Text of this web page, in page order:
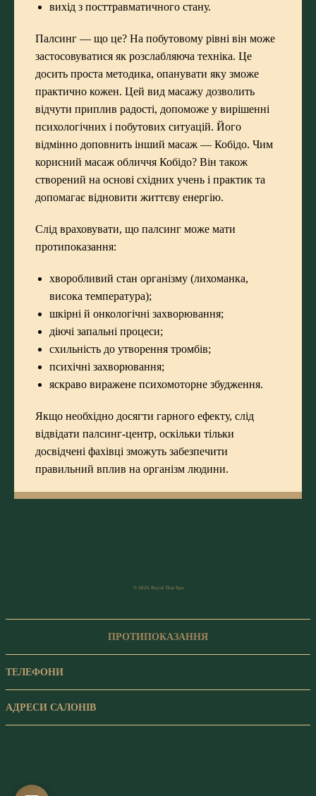
вихід з посттравматичного стану.
Палсинг — що це? На побутовому рівні він може
застосовуватися як розслабляюча техніка. Це
досить проста методика, опанувати яку зможе
практично кожен. Цей вид масажу дозволить
відчути приплив радості, допоможе у вирішенні
психологічних і побутових ситуацій. Його
відмінно доповнить інший масаж — Кобідо. Чим
корисний масаж обличчя Кобідо? Він також
створений на основі східних учень і практик та
допомагає відновити життєву енергію.
Слід враховувати, що палсинг може мати
протипоказання:
хворобливий стан організму (лихоманка,
висока температура);
шкірні й онкологічні захворювання;
діючі запальні процеси;
схильність до утворення тромбів;
психічні захворювання;
яскраво виражене психомоторне збудження.
Якщо необхідно досягти гарного ефекту, слід
відвідати палсинг-центр, оскільки тільки
досвідчені фахівці зможуть забезпечити
правильний вплив на організм людини.
© 2026 Royal Thai Spa
ПРОТИПОКАЗАННЯ
ТЕЛЕФОНИ
АДРЕСИ САЛОНІВ